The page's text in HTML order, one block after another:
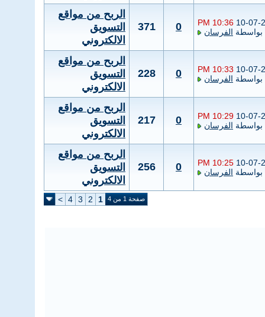
10-07-
10:36 PM
بواسطة الفرسان 0
371
الربح من مواقع
التسويق
الالكتروني
10-07-
10:33 PM
بواسطة الفرسان 0
228
الربح من مواقع
التسويق
الالكتروني
10-07-
10:29 PM
بواسطة الفرسان 0
217
الربح من مواقع
التسويق
الالكتروني
10-07-
10:25 PM
بواسطة الفرسان 0
256
الربح من مواقع
التسويق
الالكتروني
صفحة 1 من 4 1
2
3
4
>